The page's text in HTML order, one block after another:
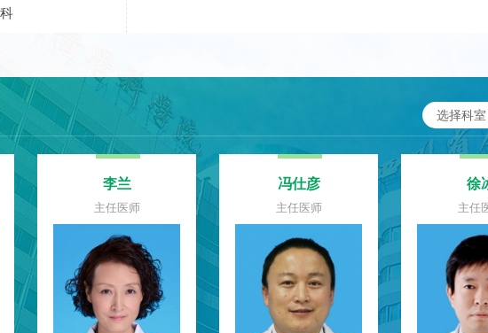
选择科室
主任医师
韩红娟
主任医师